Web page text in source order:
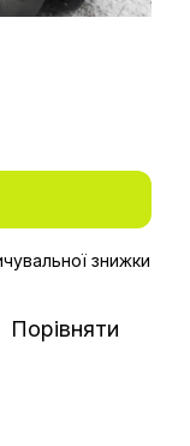
знижки
Порівняти